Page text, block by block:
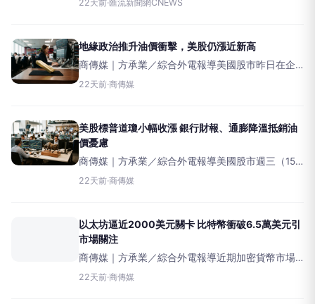
時代的
22天前·匯流新聞網CNEWS
地緣政治推升油價衝擊，美股仍漲近新高
商傳媒｜方承業／綜合外電報導美國股市昨日在企
業財報表現強勁與通膨數據降溫的雙重利多下上
導致國際油價
22天前·商傳媒
美股標普道瓊小幅收漲 銀行財報、通膨降溫抵銷油
價憂慮
商傳媒｜方承業／綜合外電報導美國股市週三（15
日）整體微幅收高，主要受惠於大型銀行財報亮
來的壓力。然
22天前·商傳媒
以太坊逼近2000美元關卡 比特幣衝破6.5萬美元引
市場關注
商傳媒｜方承業／綜合外電報導近期加密貨幣市場
波動加劇，以太坊價格已突破關鍵阻力位，顯示可
22天前·商傳媒